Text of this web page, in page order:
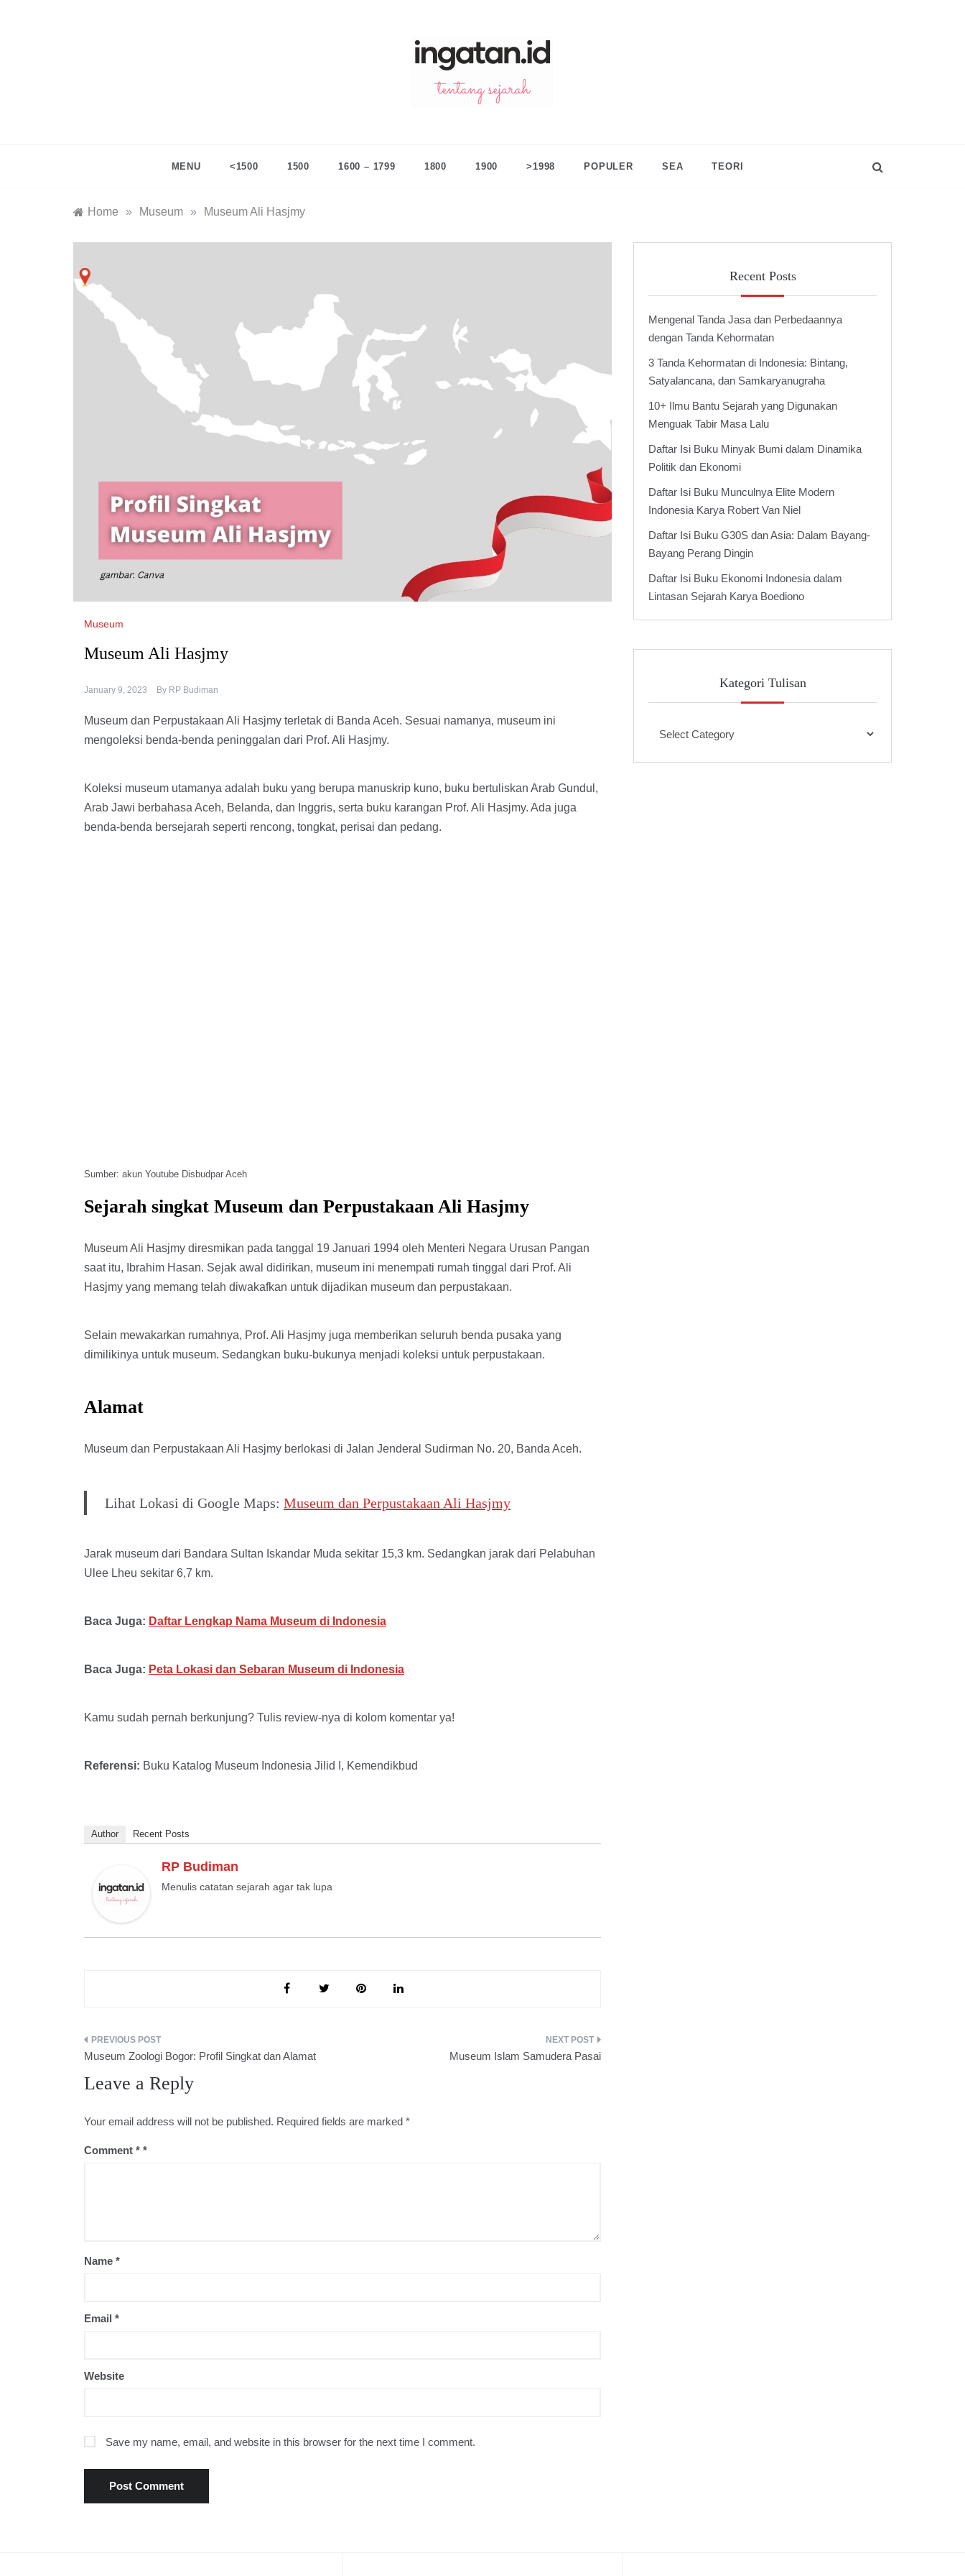
MENU <1500 1500 1600 – 1799 1800 1900 >1998 POPULER SEA TEORI
Home » Museum » Museum Ali Hasjmy
Museum
Museum Ali Hasjmy
January 9, 2023 By RP Budiman
Museum dan Perpustakaan Ali Hasjmy terletak di Banda Aceh. Sesuai namanya, museum ini
mengoleksi benda-benda peninggalan dari Prof. Ali Hasjmy.
Koleksi museum utamanya adalah buku yang berupa manuskrip kuno, buku bertuliskan Arab Gundul,
Arab Jawi berbahasa Aceh, Belanda, dan Inggris, serta buku karangan Prof. Ali Hasjmy. Ada juga
benda-benda bersejarah seperti rencong, tongkat, perisai dan pedang.
Sumber: akun Youtube Disbudpar Aceh
Sejarah singkat Museum dan Perpustakaan Ali Hasjmy
Museum Ali Hasjmy diresmikan pada tanggal 19 Januari 1994 oleh Menteri Negara Urusan Pangan
saat itu, Ibrahim Hasan. Sejak awal didirikan, museum ini menempati rumah tinggal dari Prof. Ali
Hasjmy yang memang telah diwakafkan untuk dijadikan museum dan perpustakaan.
Selain mewakarkan rumahnya, Prof. Ali Hasjmy juga memberikan seluruh benda pusaka yang
dimilikinya untuk museum. Sedangkan buku-bukunya menjadi koleksi untuk perpustakaan.
Alamat
Museum dan Perpustakaan Ali Hasjmy berlokasi di Jalan Jenderal Sudirman No. 20, Banda Aceh.
Lihat Lokasi di Google Maps: Museum dan Perpustakaan Ali Hasjmy
Jarak museum dari Bandara Sultan Iskandar Muda sekitar 15,3 km. Sedangkan jarak dari Pelabuhan
Ulee Lheu sekitar 6,7 km.
Baca Juga: Daftar Lengkap Nama Museum di Indonesia
Baca Juga: Peta Lokasi dan Sebaran Museum di Indonesia
Kamu sudah pernah berkunjung? Tulis review-nya di kolom komentar ya!
Referensi: Buku Katalog Museum Indonesia Jilid I, Kemendikbud
Author Recent Posts
RP Budiman
Menulis catatan sejarah agar tak lupa
Post
navigation
Museum Zoologi Bogor: Profil Singkat dan Alamat Museum Islam Samudera Pasai
Leave a Reply
Your email address will not be published. Required fields are marked *
Comment *
Name *
Email *
Website
Save my name, email, and website in this browser for the next time I comment.
Recent Posts
Mengenal Tanda Jasa dan Perbedaannya
dengan Tanda Kehormatan
3 Tanda Kehormatan di Indonesia: Bintang,
Satyalancana, dan Samkaryanugraha
10+ Ilmu Bantu Sejarah yang Digunakan
Menguak Tabir Masa Lalu
Daftar Isi Buku Minyak Bumi dalam Dinamika
Politik dan Ekonomi
Daftar Isi Buku Munculnya Elite Modern
Indonesia Karya Robert Van Niel
Daftar Isi Buku G30S dan Asia: Dalam Bayang-
Bayang Perang Dingin
Daftar Isi Buku Ekonomi Indonesia dalam
Lintasan Sejarah Karya Boediono
Kategori Tulisan